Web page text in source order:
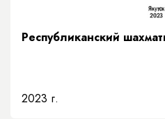
Республиканский
2023 г.